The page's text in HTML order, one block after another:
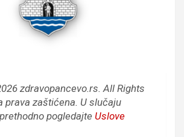
zdravopancevo.rs. All Rights
prava zaštićena. U slučaju
pogledajte Uslove